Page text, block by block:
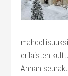
erilaisten
Annan